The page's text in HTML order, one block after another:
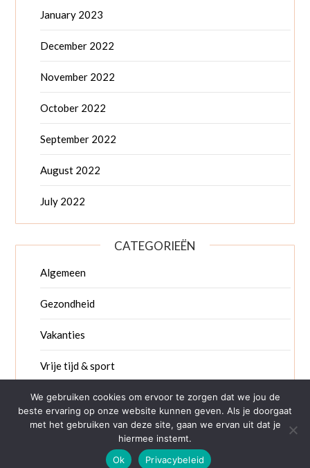
January 2023
December 2022
November 2022
October 2022
September 2022
August 2022
July 2022
CATEGORIEËN
Algemeen
Gezondheid
Vakanties
Vrije tijd & sport
Weekend weg
©2026 taurusoutdoor| Design by
We gebruiken cookies om ervoor te zorgen dat we jou de
beste ervaring op onze website kunnen geven. Als je doorgaat
met het gebruiken van deze site, gaan we ervan uit dat je
hiermee instemt.
Ok
Privacybeleid